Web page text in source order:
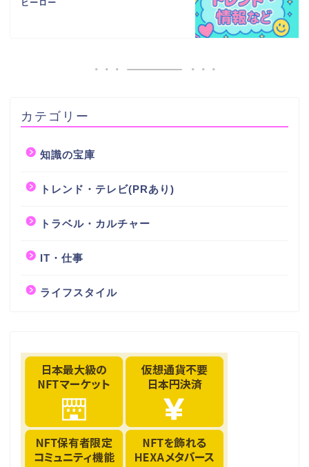
ヒーロー
カテゴリー
知識の宝庫
トレンド・テレビ(PRあり)
トラベル・カルチャー
IT・仕事
ライフスタイル